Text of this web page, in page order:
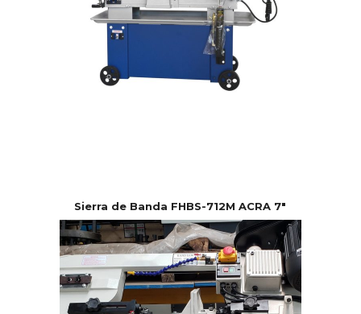
Sierra de Banda FHBS-712M ACRA 7″